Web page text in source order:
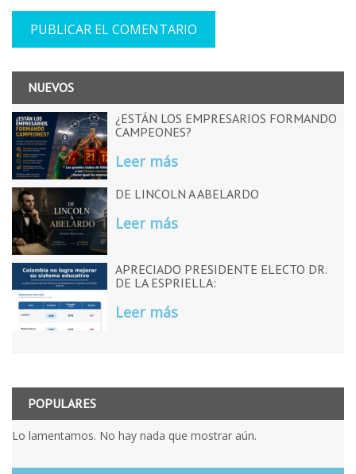
NUEVOS
¿ESTÁN LOS EMPRESARIOS FORMANDO
CAMPEONES?
Leer más
DE LINCOLN A ABELARDO
Leer más
APRECIADO PRESIDENTE ELECTO DR.
DE LA ESPRIELLA:
Leer más
POPULARES
Lo lamentamos. No hay nada que mostrar aún.